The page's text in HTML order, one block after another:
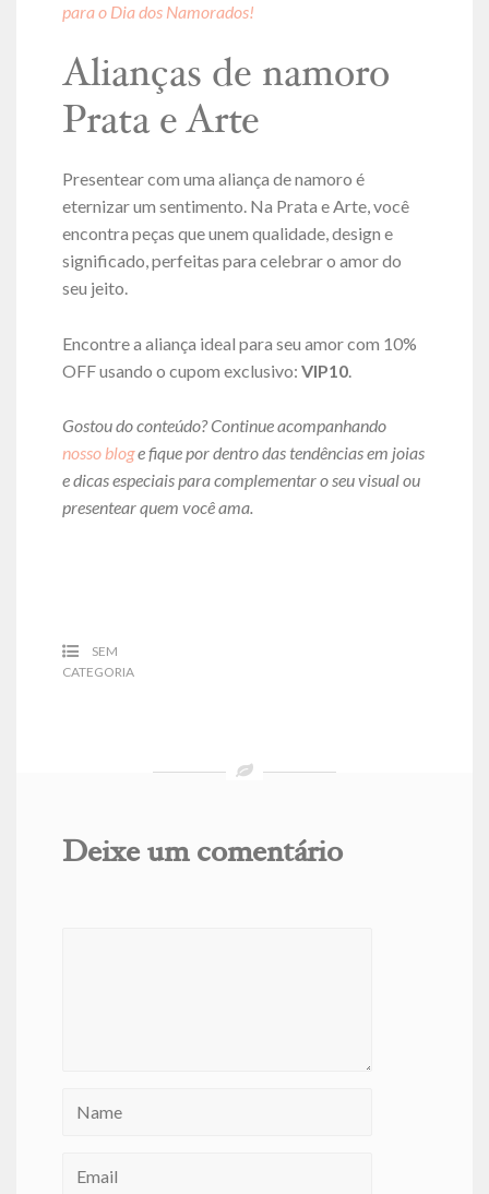
para o Dia dos Namorados!
Alianças de namoro
Prata e Arte
Presentear com uma aliança de namoro é
eternizar um sentimento. Na Prata e Arte, você
encontra peças que unem qualidade, design e
significado, perfeitas para celebrar o amor do
seu jeito.
Encontre a aliança ideal para seu amor com 10%
OFF usando o cupom exclusivo: VIP10.
Gostou do conteúdo? Continue acompanhando
nosso bloge fique por dentro das tendências em joias
e dicas especiais para complementar o seu visual ou
presentear quem você ama.
SEM
CATEGORIA
Deixe um comentário